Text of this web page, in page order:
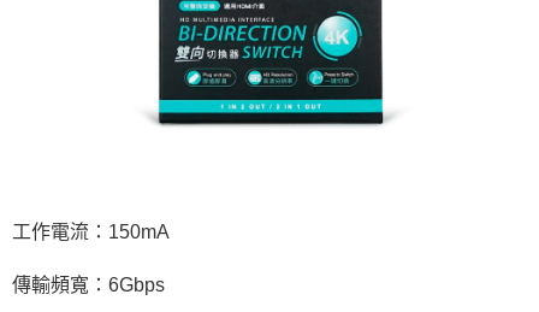
工作電流：150mA
傳輸頻寬：6Gbps